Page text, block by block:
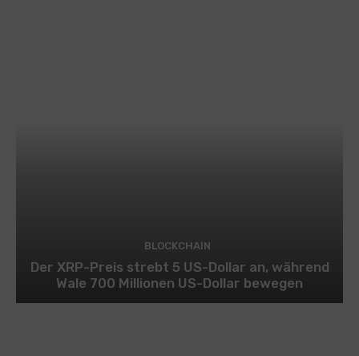
BLOCKCHAIN
Der XRP-Preis strebt 5 US-Dollar an, während
Wale 700 Millionen US-Dollar bewegen